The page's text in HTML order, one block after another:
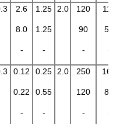
2.6
8.0
-
1.25
1.25
-
2.0 120
90
-
110
50
-
0.12
0.22
-
0.25
0.55
-
2.0 250
120
-
160
80
-